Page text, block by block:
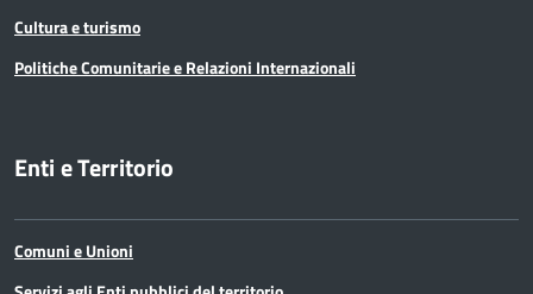
Cultura e turismo
Politiche Comunitarie e Relazioni Internazionali
Enti e Territorio
Comuni e Unioni